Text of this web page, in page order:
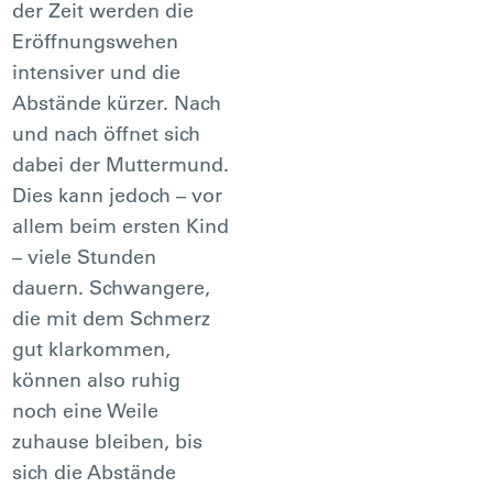
der Zeit werden die
Eröffnungswehen
intensiver und die
Abstände kürzer. Nach
und nach öffnet sich
dabei der Muttermund.
Dies kann jedoch – vor
allem beim ersten Kind
– viele Stunden
dauern. Schwangere,
die mit dem Schmerz
gut klarkommen,
können also ruhig
noch eine Weile
zuhause bleiben, bis
sich die Abstände